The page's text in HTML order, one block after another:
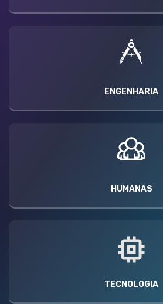
ENGENHARIA
HUMANAS
TECNOLOGIA